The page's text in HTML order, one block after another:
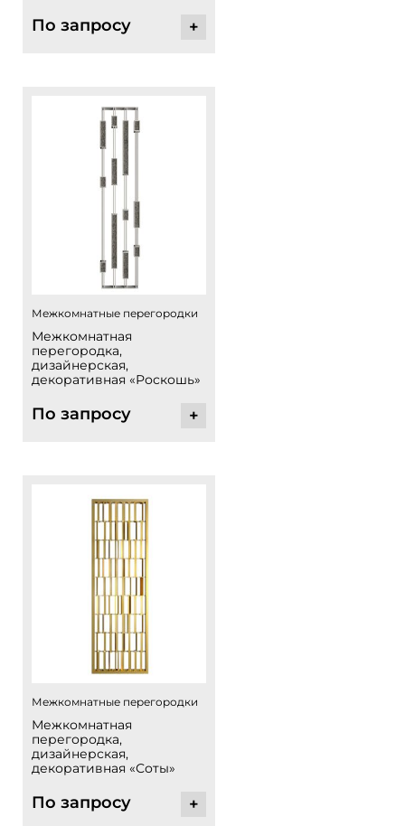
По запросу +
Межкомнатные перегородки
Межкомнатная
перегородка,
дизайнерская,
декоративная «Роскошь»
По запросу +
Межкомнатные перегородки
Межкомнатная
перегородка,
дизайнерская,
декоративная «Соты»
По запросу +